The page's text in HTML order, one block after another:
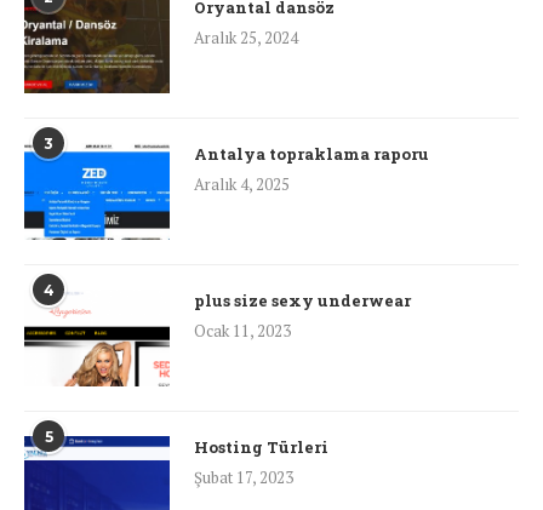
Oryantal dansöz
Aralık 25, 2024
3
Antalya topraklama raporu
Aralık 4, 2025
4
plus size sexy underwear
Ocak 11, 2023
5
Hosting Türleri
Şubat 17, 2023